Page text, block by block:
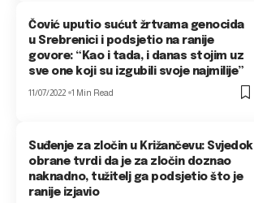
Čović uputio sućut žrtvama genocida
u Srebrenici i podsjetio na ranije
govore: “Kao i tada, i danas stojim uz
sve one koji su izgubili svoje najmilije”
11/07/2022 1 Min Read
Suđenje za zločin u Križančevu: Svjedok
obrane tvrdi da je za zločin doznao
naknadno, tužitelj ga podsjetio što je
ranije izjavio